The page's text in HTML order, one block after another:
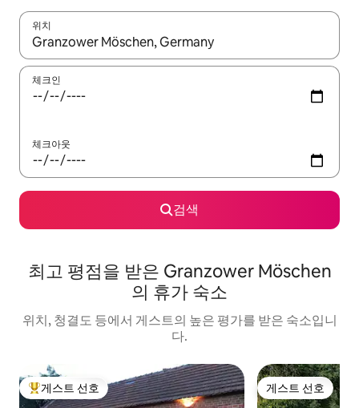
위치
결과가 나오면 위·아래 화살표 키를 사용하거나 터치 또는 스와이
체크인
체크아웃
검색
최고 평점을 받은 Granzower Möschen
의 휴가 숙소
위치, 청결도 등에서 게스트의 높은 평가를 받은 숙소입니
다.
상위 게스트 선호
게스트 선호 게스트 선호
게스트 선호